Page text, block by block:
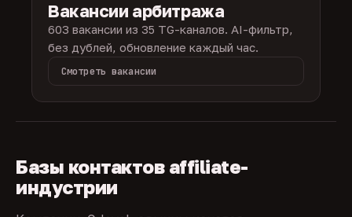
Вакансии арбитража
603 вакансии из 35 TG-каналов. AI-фильтр,
без дублей, обновление каждый час.
Смотреть вакансии
Базы контактов affiliate-
индустрии